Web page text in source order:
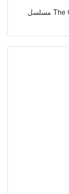
مسلسل The Good Wife الموسم الثالث مترجم الحلقة 19